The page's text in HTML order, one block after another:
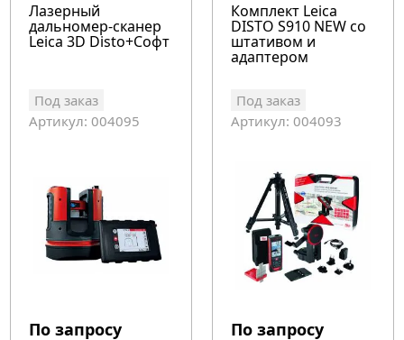
Лазерный
дальномер-сканер
Leica 3D Disto+Софт
Под заказ
Артикул: 004095
По запросу
Комплект Leica
DISTO S910 NEW со
штативом и
адаптером
Под заказ
Артикул: 004093
По запросу